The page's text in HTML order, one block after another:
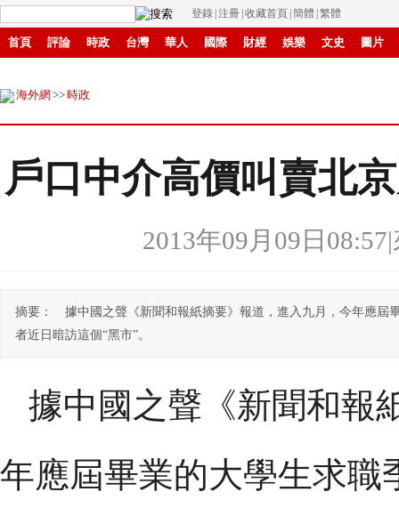
登錄 注冊 收藏首頁 簡體 繁體
首頁 評論 時政 台灣 華人 國際 財經 娛樂 文史 圖片
海外網 >>時政
戶口中介高價叫賣北
2013年09月09日08:57|
摘要： 據中國之聲《新聞和報紙摘要》報道，進入九月，今年應屆
者近日暗訪這個“黑市”。
據中國之聲《新聞和報
年應屆畢業的大學生求職